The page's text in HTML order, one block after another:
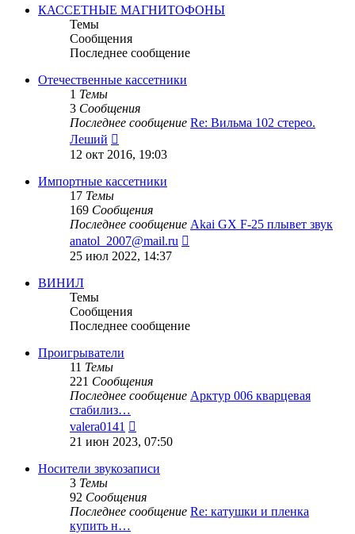
сообщению
КАССЕТНЫЕ МАГНИТОФОНЫ
Темы
Сообщения
Последнее сообщение
Отечественные кассетники
1 Темы
3 Сообщения
Последнее сообщение Re: Вильма 102 стерео.
Леший
к
сообщению
12 окт 2016, 19:03
Импортные кассетники
17 Темы
169 Сообщения
Последнее сообщение Akai GX F-25 плывет звук
anatol_2007@mail.ru
25 июл 2022, 14:37
ВИНИЛ
Темы
Сообщения
Последнее сообщение
Проигрыватели
11 Темы
221 Сообщения
Последнее сообщение Арктур 006 кварцевая
стабилиз…
valera0141
к
сообщению
21 июн 2023, 07:50
Носители звукозаписи
3 Темы
92 Сообщения
Последнее сообщение Re: катушки и пленка
купить н…